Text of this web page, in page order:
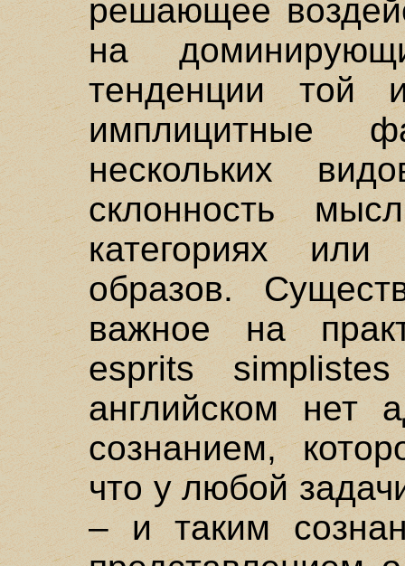
решающее
на
тенденции той
имплицитные
нескольких
склонность
категориях
образов.
важное на
esprits
английском нет
сознанием,
что у любой
– и таким